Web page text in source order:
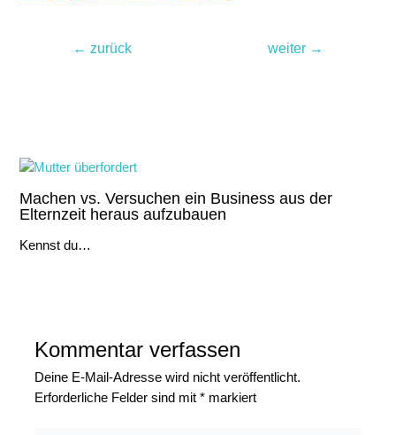
Beitragsnavigation
← zurück weiter →
Machen vs. Versuchen ein Business aus der
Elternzeit heraus aufzubauen
Kennst du…
Kommentar verfassen
Deine E-Mail-Adresse wird nicht veröffentlicht.
Erforderliche Felder sind mit* markiert